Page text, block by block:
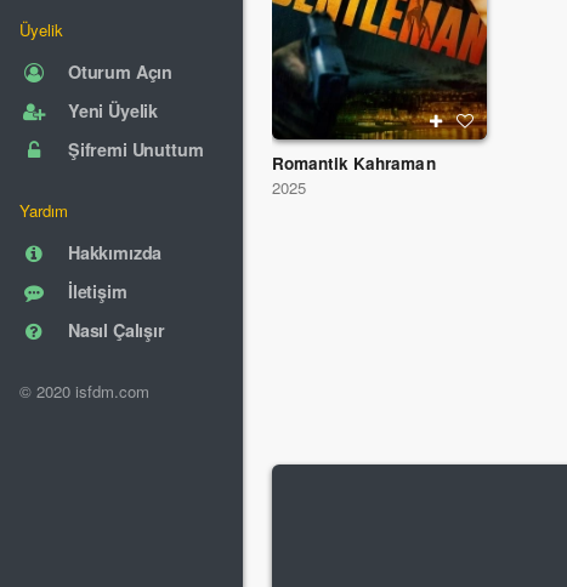
Üyelik
Oturum Açın
Yeni Üyelik
Şifremi Unuttum
Yardım
Hakkımızda
İletişim
Nasıl Çalışır
© 2020 isfdm.com
Romantik Kahraman
2025